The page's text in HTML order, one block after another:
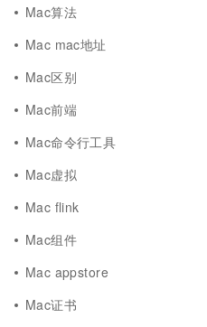
Mac算法
Mac mac地址
Mac区别
Mac前端
Mac命令行工具
Mac虚拟
Mac flink
Mac组件
Mac appstore
Mac证书